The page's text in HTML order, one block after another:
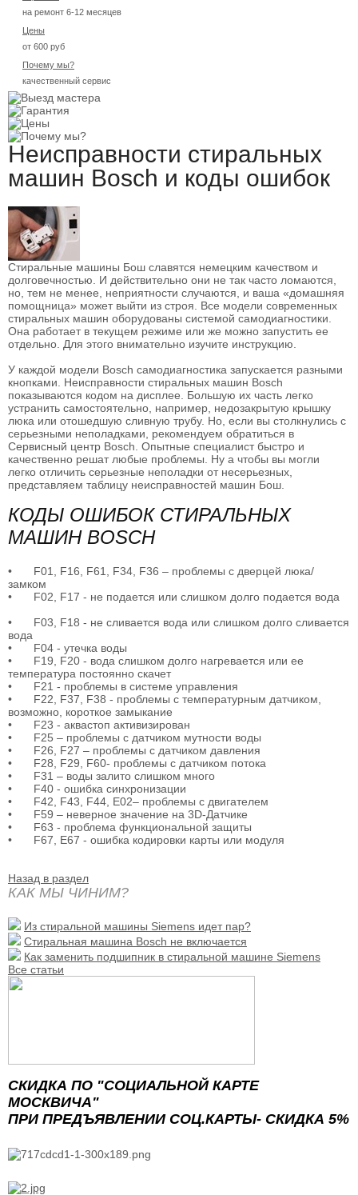
на ремонт 6-12 месяцев
Цены
от 600 руб
Почему мы?
качественный сервис
Неисправности стиральных
машин Bosch и коды ошибок
Стиральные машины Бош славятся немецким качеством и
долговечностью. И действительно они не так часто ломаются,
но, тем не менее, неприятности случаются, и ваша «домашняя
помощница» может выйти из строя. Все модели современных
стиральных машин оборудованы системой самодиагностики.
Она работает в текущем режиме или же можно запустить ее
отдельно. Для этого внимательно изучите инструкцию.
У каждой модели Bosch самодиагностика запускается разными
кнопками. Неисправности стиральных машин Bosch
показываются кодом на дисплее. Большую их часть легко
устранить самостоятельно, например, недозакрытую крышку
люка или отошедшую сливную трубу. Но, если вы столкнулись с
серьезными неполадками, рекомендуем обратиться в
Сервисный центр Bosch. Опытные специалист быстро и
качественно решат любые проблемы. Ну а чтобы вы могли
легко отличить серьезные неполадки от несерьезных,
представляем таблицу неисправностей машин Бош.
КОДЫ ОШИБОК СТИРАЛЬНЫХ
МАШИН BOSCH
•
F01, F16, F61, F34, F36 – проблемы с дверцей люка/
замком
•
F02, F17 - не подается или слишком долго подается вода
•
F03, F18 - не сливается вода или слишком долго сливается
вода
•
F04 - утечка воды
•
F19, F20 - вода слишком долго нагревается или ее
температура постоянно скачет
•
F21 - проблемы в системе управления
•
F22, F37, F38 - проблемы с температурным датчиком,
возможно, короткое замыкание
•
F23 - аквастоп активизирован
•
F25 – проблемы с датчиком мутности воды
•
F26, F27 – проблемы с датчиком давления
•
F28, F29, F60- проблемы с датчиком потока
•
F31 – воды залито слишком много
•
F40 - ошибка синхронизации
•
F42, F43, F44, E02– проблемы с двигателем
•
F59 – неверное значение на 3D-Датчике
•
F63 - проблема функциональной защиты
•
F67, E67 - ошибка кодировки карты или модуля
Назад в раздел
КАК МЫ ЧИНИМ?
Из стиральной машины Siemens идет пар?
Стиральная машина Bosch не включается
Как заменить подшипник в стиральной машине Siemens
Все статьи
СКИДКА ПО "СОЦИАЛЬНОЙ КАРТЕ
МОСКВИЧА"
ПРИ ПРЕДЪЯВЛЕНИИ СОЦ.КАРТЫ- СКИДКА 5%